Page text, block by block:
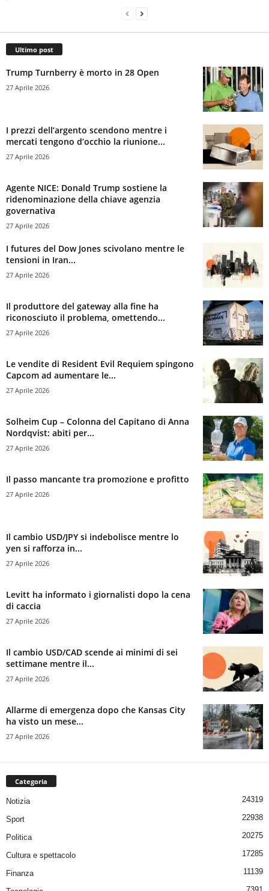
Ultimo post
Trump Turnberry è morto in 28 Open
27 Aprile 2026
I prezzi dell’argento scendono mentre i
mercati tengono d’occhio la riunione...
27 Aprile 2026
Agente NICE: Donald Trump sostiene la
ridenominazione della chiave agenzia
governativa
27 Aprile 2026
I futures del Dow Jones scivolano mentre le
tensioni in Iran...
27 Aprile 2026
Il produttore del gateway alla fine ha
riconosciuto il problema, omettendo...
27 Aprile 2026
Le vendite di Resident Evil Requiem spingono
Capcom ad aumentare le...
27 Aprile 2026
Solheim Cup – Colonna del Capitano di Anna
Nordqvist: abiti per...
27 Aprile 2026
Il passo mancante tra promozione e profitto
27 Aprile 2026
Il cambio USD/JPY si indebolisce mentre lo
yen si rafforza in...
27 Aprile 2026
Levitt ha informato i giornalisti dopo la cena
di caccia
27 Aprile 2026
Il cambio USD/CAD scende ai minimi di sei
settimane mentre il...
27 Aprile 2026
Allarme di emergenza dopo che Kansas City
ha visto un mese...
27 Aprile 2026
Categoria
Notizia 24319
Sport 22938
Politica 20275
Cultura e spettacolo 17285
Finanza 11139